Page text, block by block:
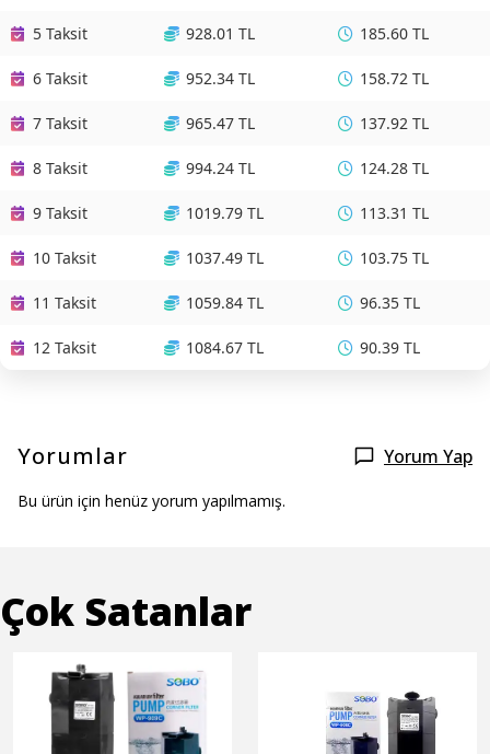
5 Taksit 928.01 TL 185.60 TL
6 Taksit 952.34 TL 158.72 TL
7 Taksit 965.47 TL 137.92 TL
8 Taksit 994.24 TL 124.28 TL
9 Taksit 1019.79 TL 113.31 TL
10 Taksit 1037.49 TL 103.75 TL
11 Taksit 1059.84 TL 96.35 TL
12 Taksit 1084.67 TL 90.39 TL
Yorumlar Yorum Yap
Bu ürün için henüz yorum yapılmamış.
Çok Satanlar